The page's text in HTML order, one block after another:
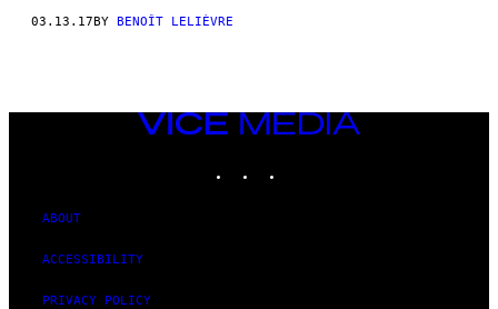
03.13.17BY BENOÎT LELIÈVRE
VICE
MEDIA
ABOUT
ACCESSIBILITY
PRIVACY POLICY